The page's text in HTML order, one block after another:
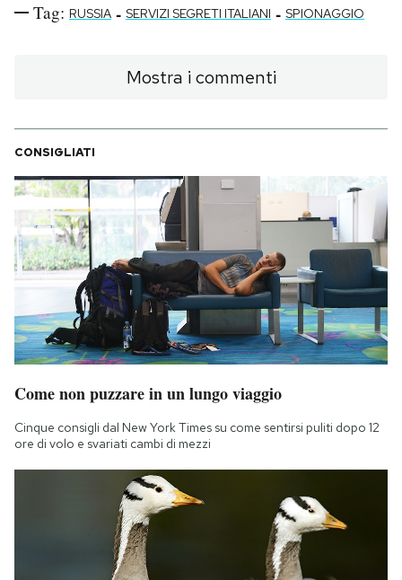
Tag: RUSSIA - SERVIZI SEGRETI ITALIANI - SPIONAGGIO
Mostra i commenti
CONSIGLIATI
Come non puzzare in un lungo viaggio
Cinque consigli dal New York Times su come sentirsi puliti dopo 12
ore di volo e svariati cambi di mezzi